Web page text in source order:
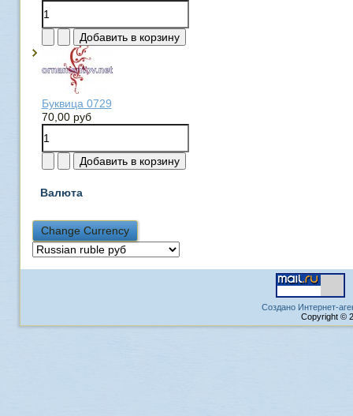
Буквица 0729
70,00 руб
Валюта
Создано Интернет-
Copyright ©